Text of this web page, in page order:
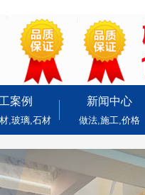
案例
,玻璃,石材
新闻中心
做法,施工,价格